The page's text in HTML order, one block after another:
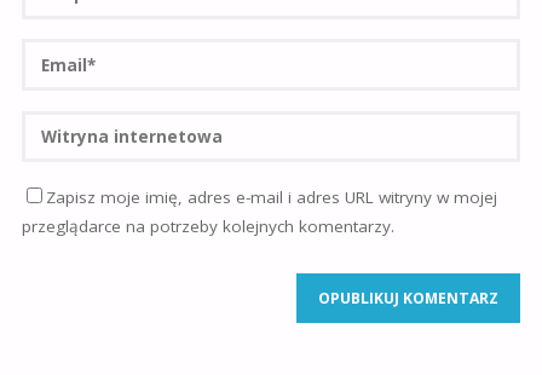
Zapisz moje imię, adres e-mail i adres URL witryny w mojej
przeglądarce na potrzeby kolejnych komentarzy.